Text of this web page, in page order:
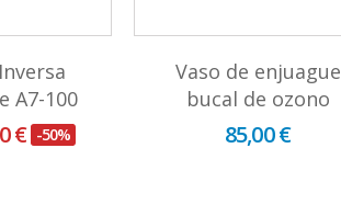
A7-100
€ -50%
Vaso de enjuague
bucal de ozono
85,00 €